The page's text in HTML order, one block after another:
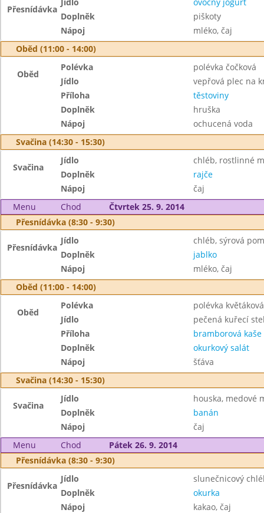
Přesnídávka
Doplněk
piškoty
Nápoj
mléko, čaj
Oběd (11:00 - 14:00)
Oběd
Polévka
polévka čočková
Jídlo
vepřová plec na
Příloha
těstoviny
Doplněk
hruška
Nápoj
ochucená voda
Svačina (14:30 - 15:30)
Svačina
Jídlo
chléb, rostlinné
Doplněk
rajče
Nápoj
čaj
Menu
Chod
Čtvrtek 25. 9. 2014
Přesnídávka (8:30 - 9:30)
Přesnídávka
Jídlo
chléb, sýrová
Doplněk
jablko
Nápoj
mléko, čaj
Oběd (11:00 - 14:00)
Oběd
Polévka
polévka květáková
Jídlo
pečená kuřecí
Příloha
bramborová kaše
Doplněk
okurkový salát
Nápoj
šťáva
Svačina (14:30 - 15:30)
Svačina
Jídlo
houska, medové
Doplněk
banán
Nápoj
čaj
Menu
Chod
Pátek 26. 9. 2014
Přesnídávka (8:30 - 9:30)
Přesnídávka
Jídlo
slunečnicový
Doplněk
okurka
Nápoj
kakao, čaj